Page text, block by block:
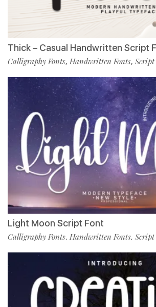
Thick – Casual Handwritten Script
Calligraphy Fonts, Handwritten Fonts, Script
Light Moon Script Font
Calligraphy Fonts, Handwritten Fonts, Script